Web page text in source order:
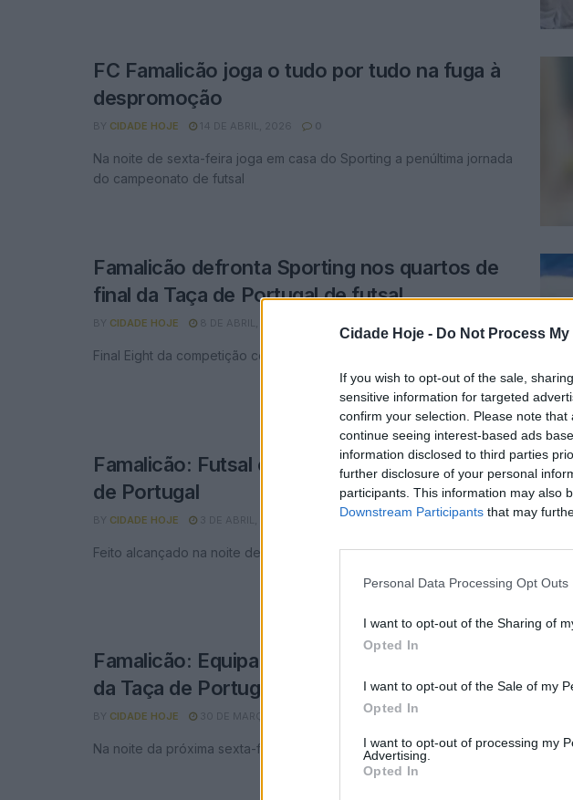
Cidade Hoje - Do Not Process
If you wish to opt-out of the sale,
sensitive information for targeted
confirm your selection. Please note
continue seeing interest-based ads
information disclosed to third parties
further disclosure of your personal
participants. This information may also
Downstream Participants that may
Personal Data Processing Opt Outs
I want to opt-out of the Sharing of
Opted In
I want to opt-out of the Sale of my
Opted In
I want to opt-out of processing my
Advertising.
Opted In
FC Famalicão joga o tudo por tudo na fuga à
despromoção
BY CIDADE HOJE 14 DE ABRIL, 2026 0
Na noite de sexta-feira joga em casa do Sporting a penúltima jornada
do campeonato de futsal
Famalicão defronta Sporting nos quartos de
final da Taça de Portugal de futsal
BY CIDADE HOJE 8 DE ABRIL, 2026
Final Eight da competição começa a 22 de abril
Famalicão: Futsal está na final eight da Taça
de Portugal
BY CIDADE HOJE 3 DE ABRIL, 2026
Feito alcançado na noite desta sexta-feira.
Famalicão: Equipa de futsal joga eliminatória
da Taça de Portugal
BY CIDADE HOJE 30 DE MARÇO, 2026
Na noite da próxima sexta-feira, bilhetes à venda na Loja Oficial.